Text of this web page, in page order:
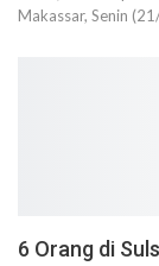
Makassar, Senin
6 Orang di